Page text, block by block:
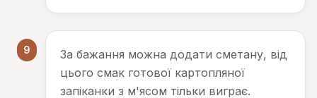
9
За бажання можна додати сметану, від
цього смак готової картопляної
запіканки з м'ясом тільки виграє.